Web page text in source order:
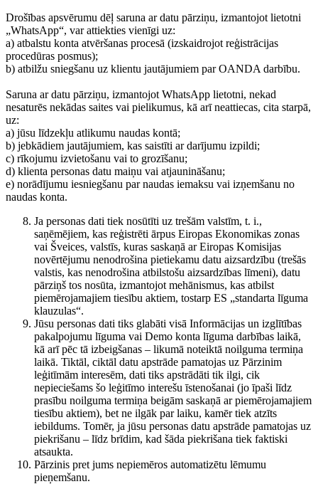
Drošības apsvērumu dēļ saruna ar datu pārziņu, izmantojot lietotni
„WhatsApp“, var attiekties vienīgi uz:
a) atbalstu konta atvēršanas procesā (izskaidrojot reģistrācijas
procedūras posmus);
b) atbilžu sniegšanu uz klientu jautājumiem par OANDA darbību.
Saruna ar datu pārziņu, izmantojot WhatsApp lietotni, nekad
nesaturēs nekādas saites vai pielikumus, kā arī neattiecas, cita starpā,
uz:
a) jūsu līdzekļu atlikumu naudas kontā;
b) jebkādiem jautājumiem, kas saistīti ar darījumu izpildi;
c) rīkojumu izvietošanu vai to grozīšanu;
d) klienta personas datu maiņu vai atjaunināšanu;
e) norādījumu iesniegšanu par naudas iemaksu vai izņemšanu no
naudas konta.
Ja personas dati tiek nosūtīti uz trešām valstīm, t. i.,
saņēmējiem, kas reģistrēti ārpus Eiropas Ekonomikas zonas
vai Šveices, valstīs, kuras saskaņā ar Eiropas Komisijas
novērtējumu nenodrošina pietiekamu datu aizsardzību (trešās
valstis, kas nenodrošina atbilstošu aizsardzības līmeni), datu
pārziņš tos nosūta, izmantojot mehānismus, kas atbilst
piemērojamajiem tiesību aktiem, tostarp ES „standarta līguma
klauzulas“.
Jūsu personas dati tiks glabāti visā Informācijas un izglītības
pakalpojumu līguma vai Demo konta līguma darbības laikā,
kā arī pēc tā izbeigšanas – likumā noteiktā noilguma termiņa
laikā. Tiktāl, ciktāl datu apstrāde pamatojas uz Pārzinim
leģitīmām interesēm, dati tiks apstrādāti tik ilgi, cik
nepieciešams šo leģitīmo interešu īstenošanai (jo īpaši līdz
prasību noilguma termiņa beigām saskaņā ar piemērojamajiem
tiesību aktiem), bet ne ilgāk par laiku, kamēr tiek atzīts
iebildums. Tomēr, ja jūsu personas datu apstrāde pamatojas uz
piekrišanu – līdz brīdim, kad šāda piekrišana tiek faktiski
atsaukta.
Pārzinis pret jums nepiemēros automatizētu lēmumu
pieņemšanu.